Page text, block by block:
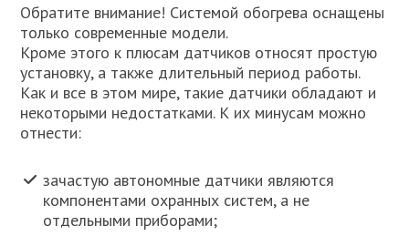
Обратите внимание! Системой обогрева оснащены
только современные модели.
Кроме этого к плюсам датчиков относят простую
установку, а также длительный период работы.
Как и все в этом мире, такие датчики обладают и
некоторыми недостатками. К их минусам можно
отнести:
зачастую автономные датчики являются
компонентами охранных систем, а не
отдельными приборами;